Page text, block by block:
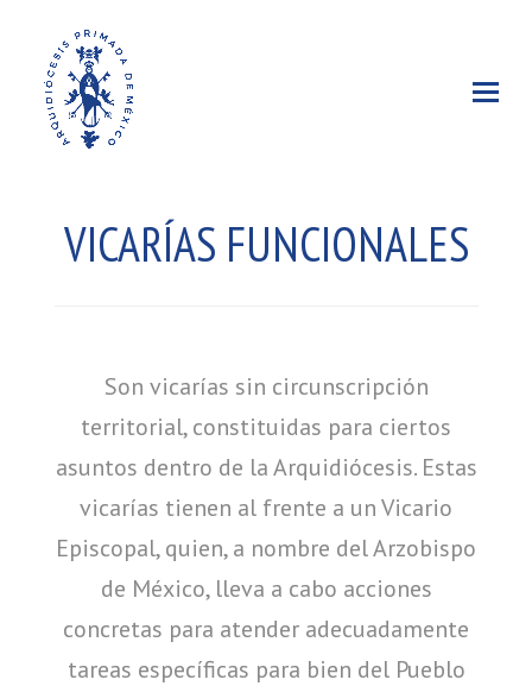
VICARÍAS FUNCIONALES
Son vicarías sin circunscripción
territorial, constituidas para ciertos
asuntos dentro de la Arquidiócesis. Estas
vicarías tienen al frente a un Vicario
Episcopal, quien, a nombre del Arzobispo
de México, lleva a cabo acciones
concretas para atender adecuadamente
tareas específicas para bien del Pueblo